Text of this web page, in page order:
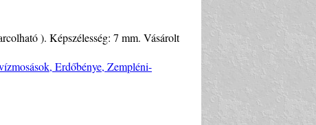
). Képszélesség: 7 mm. Vásárolt
Erdőbénye, Zempléni-